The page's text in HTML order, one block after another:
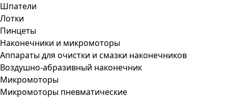
Шпатели
Лотки
Пинцеты
Наконечники и микромоторы
Аппараты для очистки и смазки наконечников
Воздушно-абразивный наконечник
Микромоторы
Микромоторы пневматические